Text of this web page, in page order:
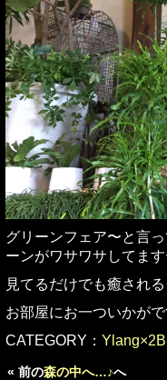
グリーンフェア〜と言
ーンがワサワサしてます
見てるだけでも癒され
お部屋にお一ついかが
CATEGORY：
« 前の森の中へ…♪へ